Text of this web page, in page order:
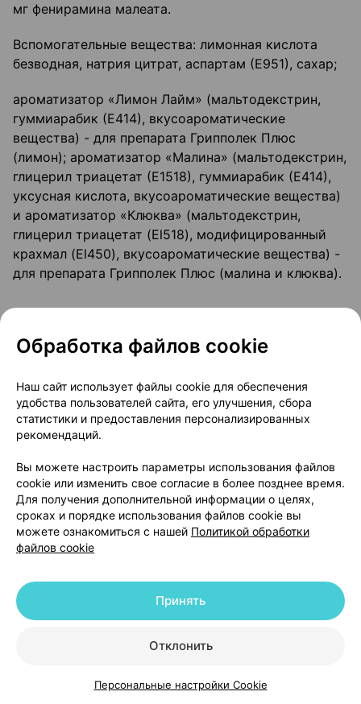
КаталогКорзинаИзбранноеПрофиль
мг фенирамина малеата.
Вспомогательные вещества: лимонная кислота
безводная, натрия цитрат, аспартам (Е951), сахар;
ароматизатор «Лимон Лайм» (мальтодекстрин,
гуммиарабик (Е414), вкусоароматические
вещества) - для препарата Грипполек Плюс
(лимон); ароматизатор «Малина» (мальтодекстрин,
глицерил триацетат (Е1518), гуммиарабик (Е414),
уксусная кислота, вкусоароматические вещества)
и ароматизатор «Клюква» (мальтодекстрин,
глицерил триацетат (El518), модифицированный
крахмал (El450), вкусоароматические вещества) -
для препарата Грипполек Плюс (малина и клюква).
Внешний вид препарата и содержимое
упаковки
Порошок для приготовления раствора для приема
внутрь (лимон или малина и клюква).
Порошок от белого до белого с желтоватым
оттенком цвета с запахом лимона или с запахом
малины и клюквы. Допускается наличие мягких
комков, вкраплений белого, желтого и темно-
желтого цвета.
Описание раствора препарата: бесцветный или с
желтоватым оттенком прозрачный или
По 5,0 г в пакеты из материала упаковочного
многослойного (пленка поли-
этилентерефталатная/пленка полипропиленовая/
фольга алюминиевая/пленка полиэтиленовая). По
Обработка файлов cookie
Наш сайт использует файлы cookie для обеспечения
удобства пользователей сайта, его улучшения, сбора
статистики и предоставления персонализированных
рекомендаций.
Вы можете настроить параметры использования файлов
cookie или изменить свое согласие в более позднее время.
Для получения дополнительной информации о целях,
сроках и порядке использования файлов cookie вы
можете ознакомиться с нашей Политикой обработки
файлов cookie
Отклонить
Принять
Персональные настройки Cookie